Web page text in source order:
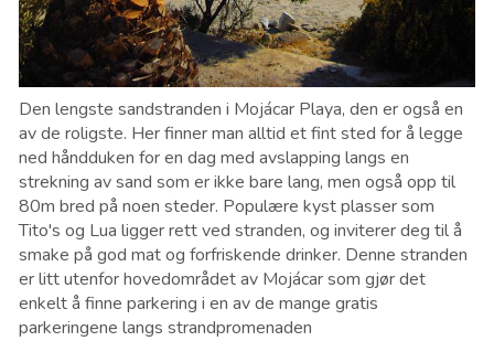
Den lengste sandstranden i Mojácar Playa, den er også en
av de roligste. Her finner man alltid et fint sted for å legge
ned håndduken for en dag med avslapping langs en
strekning av sand som er ikke bare lang, men også opp til
80m bred på noen steder. Populære kyst plasser som
Tito's og Lua ligger rett ved stranden, og inviterer deg til å
smake på god mat og forfriskende drinker. Denne stranden
er litt utenfor hovedområdet av Mojácar som gjør det
enkelt å finne parkering i en av de mange gratis
parkeringene langs strandpromenaden